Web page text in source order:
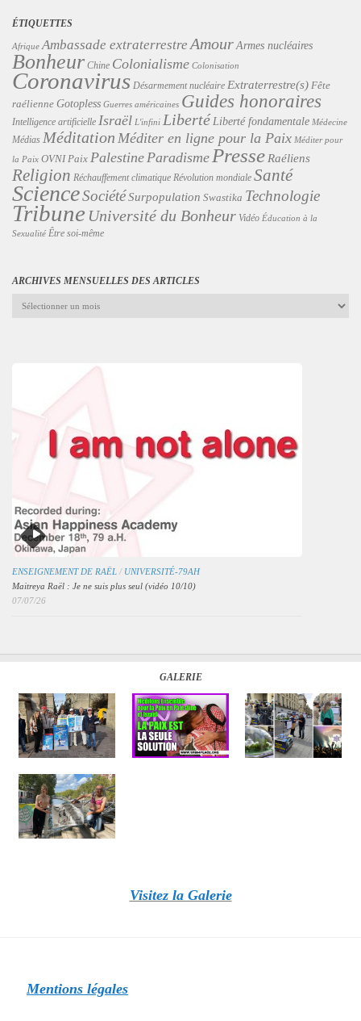
ÉTIQUETTES
Afrique Ambassade extraterrestre Amour Armes nucléaires
Bonheur Chine Colonialisme Colonisation
Coronavirus Désarmement nucléaire Extraterrestre(s) Fête
raélienne Gotopless Guerres américaines Guides honoraires
Intelligence artificielle Israël L'infini Liberté Liberté fondamentale Médecine
Médias Méditation Méditer en ligne pour la Paix Méditer pour
la Paix OVNI Paix PalestineParadisme Presse Raéliens
Religion Réchauffement climatique Révolution mondiale Santé
ScienceSociétéSurpopulation Swastika Technologie
Tribune Université du Bonheur Vidéo Éducation à la
Sexualité Être soi-même
ARCHIVES MENSUELLES DES ARTICLES
Archives
ENSEIGNEMENT DE RAËL / UNIVERSITÉ-79AH
Maitreya Raël : Je ne suis plus seul (vidéo 10/10)
07/07/26
GALERIE
Visitez la Galerie
Mentions légales